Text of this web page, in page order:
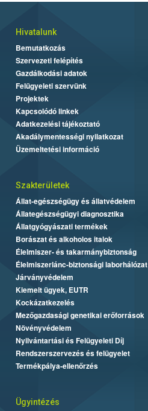
Hivatalunk
Bemutatkozás
Szervezeti felépítés
Gazdálkodási adatok
Felügyeleti szervünk
Projektek
Kapcsolódó linkek
Adatkezelési tájékoztató
Akadálymentességi nyilatkozat
Üzemeltetési információ
Szakterületek
Állat-egészségügy és állatvédelem
Állategészségügyi diagnosztika
Állatgyógyászati termékek
Borászat és alkoholos italok
Élelmiszer- és takarmánybiztonság
Élelmiszerlánc-biztonsági laborhálózat
Járványvédelem
Kiemelt ügyek, EUTR
Kockázatkezelés
Mezőgazdasági genetikai erőforrások
Növényvédelem
Nyilvántartási és Felügyeleti Díj
Rendszerszervezés és felügyelet
Termékpálya-ellenőrzés
Ügyintézés